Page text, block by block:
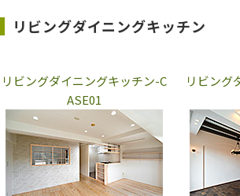
リビングダイニングキッチン
リビングダイニングキッチン-C
ASE01
リビング